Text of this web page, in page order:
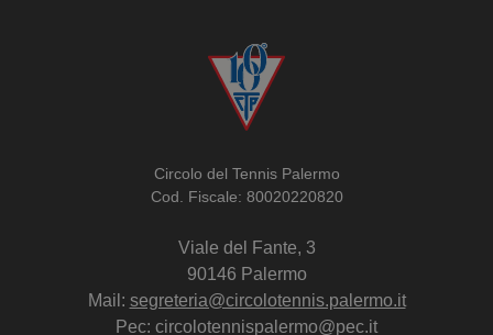
Circolo del Tennis Palermo
Cod. Fiscale: 80020220820
Viale del Fante, 3
90146 Palermo
Mail: segreteria@circolotennis.palermo.it
Pec: circolotennispalermo@pec.it